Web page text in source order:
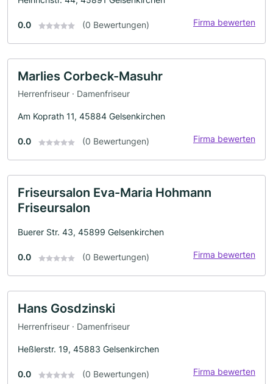
0.0 (0 Bewertungen) Firma bewerten
Marlies Corbeck-Masuhr
Herrenfriseur · Damenfriseur
Am Koprath 11, 45884 Gelsenkirchen
0.0 (0 Bewertungen) Firma bewerten
Friseursalon Eva-Maria Hohmann
Friseursalon
Buerer Str. 43, 45899 Gelsenkirchen
0.0 (0 Bewertungen) Firma bewerten
Hans Gosdzinski
Herrenfriseur · Damenfriseur
Heßlerstr. 19, 45883 Gelsenkirchen
0.0 (0 Bewertungen) Firma bewerten